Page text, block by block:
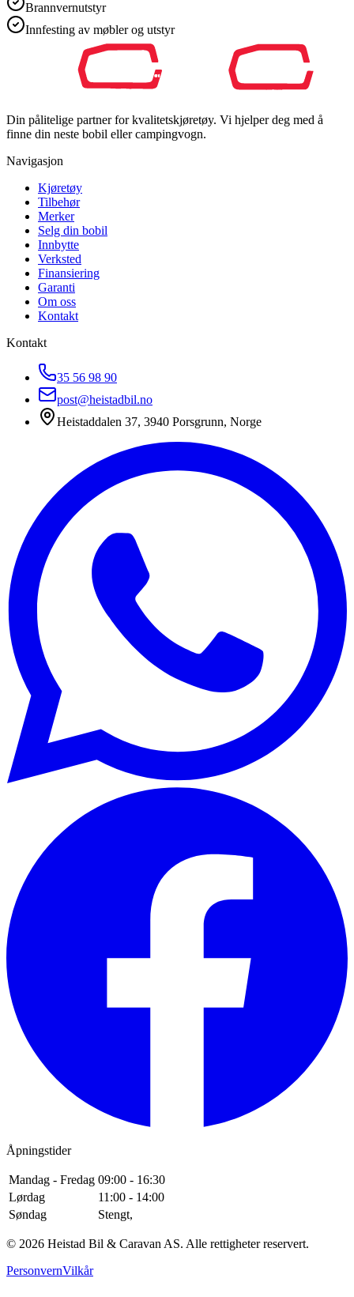
Brannvernutstyr
Innfesting av møbler og utstyr
Din pålitelige partner for kvalitetskjøretøy. Vi hjelper deg med å
finne din neste bobil eller campingvogn.
Navigasjon
Kjøretøy
Tilbehør
Merker
Selg din bobil
Innbytte
Verksted
Finansiering
Garanti
Om oss
Kontakt
Kontakt
35 56 98 90
post@heistadbil.no
Heistaddalen 37, 3940 Porsgrunn, Norge
Åpningstider
Mandag - Fredag 09:00 - 16:30
Lørdag
11:00 - 14:00
Søndag
Stengt,
© 2026 Heistad Bil & Caravan AS. Alle rettigheter reservert.
PersonvernVilkår